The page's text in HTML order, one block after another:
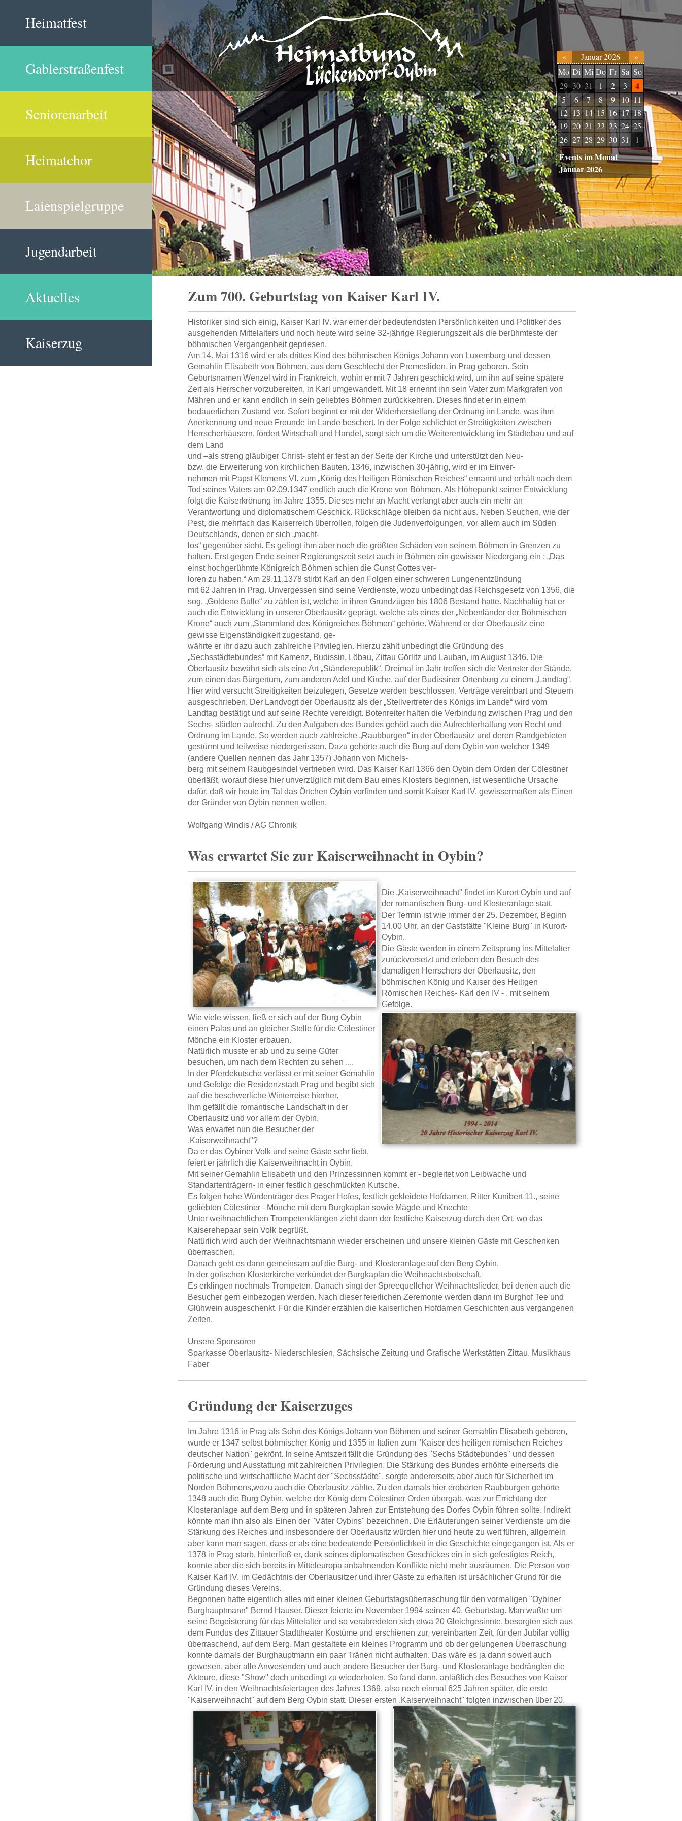
« Januar 2026
»
Mo Di Mi Do Fr Sa So
29 30 31 1 2 3 4
5 6 7 8 9 10 11
12 13 14 15 16 17 18
19 20 21 22 23 24 25
26 27 28 29 30 31 1
Events im Monat
Januar 2026
Heimatfest
Gablerstraßenfest
Seniorenarbeit
Heimatchor
Laienspielgruppe
Jugendarbeit
Aktuelles
Kaiserzug
Zum 700. Geburtstag von Kaiser Karl IV.
Historiker sind sich einig, Kaiser Karl IV. war einer der bedeutendsten Persönlichkeiten und Politiker des
ausgehenden Mittelalters und noch heute wird seine 32-jährige Regierungszeit als die berühmteste der
böhmischen Vergangenheit gepriesen.
Am 14. Mai 1316 wird er als drittes Kind des böhmischen Königs Johann von Luxemburg und dessen
Gemahlin Elisabeth von Böhmen, aus dem Geschlecht der Premesliden, in Prag geboren. Sein
Geburtsnamen Wenzel wird in Frankreich, wohin er mit 7 Jahren geschickt wird, um ihn auf seine spätere
Zeit als Herrscher vorzubereiten, in Karl umgewandelt. Mit 18 ernennt ihn sein Vater zum Markgrafen von
Mähren und er kann endlich in sein geliebtes Böhmen zurückkehren. Dieses findet er in einem
bedauerlichen Zustand vor. Sofort beginnt er mit der Widerherstellung der Ordnung im Lande, was ihm
Anerkennung und neue Freunde im Lande beschert. In der Folge schlichtet er Streitigkeiten zwischen
Herrscherhäusern, fördert Wirtschaft und Handel, sorgt sich um die Weiterentwicklung im Städtebau und auf
dem Land
und –als streng gläubiger Christ- steht er fest an der Seite der Kirche und unterstützt den Neu-
bzw. die Erweiterung von kirchlichen Bauten. 1346, inzwischen 30-jährig, wird er im Einver-
nehmen mit Papst Klemens VI. zum „König des Heiligen Römischen Reiches“ ernannt und erhält nach dem
Tod seines Vaters am 02.09.1347 endlich auch die Krone von Böhmen. Als Höhepunkt seiner Entwicklung
folgt die Kaiserkrönung im Jahre 1355. Dieses mehr an Macht verlangt aber auch ein mehr an
Verantwortung und diplomatischem Geschick. Rückschläge bleiben da nicht aus. Neben Seuchen, wie der
Pest, die mehrfach das Kaiserreich überrollen, folgen die Judenverfolgungen, vor allem auch im Süden
Deutschlands, denen er sich „macht-
los“ gegenüber sieht. Es gelingt ihm aber noch die größten Schäden von seinem Böhmen in Grenzen zu
halten. Erst gegen Ende seiner Regierungszeit setzt auch in Böhmen ein gewisser Niedergang ein : „Das
einst hochgerühmte Königreich Böhmen schien die Gunst Gottes ver-
loren zu haben.“ Am 29.11.1378 stirbt Karl an den Folgen einer schweren Lungenentzündung
mit 62 Jahren in Prag. Unvergessen sind seine Verdienste, wozu unbedingt das Reichsgesetz von 1356, die
sog. „Goldene Bulle“ zu zählen ist, welche in ihren Grundzügen bis 1806 Bestand hatte. Nachhaltig hat er
auch die Entwicklung in unserer Oberlausitz geprägt, welche als eines der „Nebenländer der Böhmischen
Krone“ auch zum „Stammland des Königreiches Böhmen“ gehörte. Während er der Oberlausitz eine
gewisse Eigenständigkeit zugestand, ge-
währte er ihr dazu auch zahlreiche Privilegien. Hierzu zählt unbedingt die Gründung des
„Sechsstädtebundes“ mit Kamenz, Budissin, Löbau, Zittau Görlitz und Lauban, im August 1346. Die
Oberlausitz bewährt sich als eine Art „Ständerepublik“. Dreimal im Jahr treffen sich die Vertreter der Stände,
zum einen das Bürgertum, zum anderen Adel und Kirche, auf der Budissiner Ortenburg zu einem „Landtag“.
Hier wird versucht Streitigkeiten beizulegen, Gesetze werden beschlossen, Verträge vereinbart und Steuern
ausgeschrieben. Der Landvogt der Oberlausitz als der „Stellvertreter des Königs im Lande“ wird vom
Landtag bestätigt und auf seine Rechte vereidigt. Botenreiter halten die Verbindung zwischen Prag und den
Sechs- städten aufrecht. Zu den Aufgaben des Bundes gehört auch die Aufrechterhaltung von Recht und
Ordnung im Lande. So werden auch zahlreiche „Raubburgen“ in der Oberlausitz und deren Randgebieten
gestürmt und teilweise niedergerissen. Dazu gehörte auch die Burg auf dem Oybin von welcher 1349
(andere Quellen nennen das Jahr 1357) Johann von Michels-
berg mit seinem Raubgesindel vertrieben wird. Das Kaiser Karl 1366 den Oybin dem Orden der Cölestiner
überläßt, worauf diese hier unverzüglich mit dem Bau eines Klosters beginnen, ist wesentliche Ursache
dafür, daß wir heute im Tal das Örtchen Oybin vorfinden und somit Kaiser Karl IV. gewissermaßen als Einen
der Gründer von Oybin nennen wollen.
Wolfgang Windis / AG Chronik
Was erwartet Sie zur Kaiserweihnacht in Oybin?
Die „Kaiserweihnacht" findet im Kurort Oybin und auf
der romantischen Burg- und Klosteranlage statt.
Der Termin ist wie immer der 25. Dezember, Beginn
14.00 Uhr, an der Gaststätte "Kleine Burg" in Kurort-
Oybin.
Die Gäste werden in einem Zeitsprung ins Mittelalter
zurückversetzt und erleben den Besuch des
damaligen Herrschers der Oberlausitz, den
böhmischen König und Kaiser des Heiligen
Römischen Reiches- Karl den IV - . mit seinem
Gefolge.
Wie viele wissen, ließ er sich auf der Burg Oybin
einen Palas und an gleicher Stelle für die Cölestiner
Mönche ein Kloster erbauen.
Natürlich musste er ab und zu seine Güter
besuchen, um nach dem Rechten zu sehen ....
In der Pferdekutsche verlässt er mit seiner Gemahlin
und Gefolge die Residenzstadt Prag und begibt sich
auf die beschwerliche Winterreise hierher.
Ihm gefällt die romantische Landschaft in der
Oberlausitz und vor allem der Oybin.
Was erwartet nun die Besucher der
.Kaiserweihnacht"?
Da er das Oybiner Volk und seine Gäste sehr liebt,
feiert er jährlich die Kaiserweihnacht in Oybin.
Mit seiner Gemahlin Elisabeth und den Prinzessinnen kommt er - begleitet von Leibwache und
Standartenträgern- in einer festlich geschmückten Kutsche.
Es folgen hohe Würdenträger des Prager Hofes, festlich gekleidete Hofdamen, Ritter Kunibert 11., seine
geliebten Cölestiner - Mönche mit dem Burgkaplan sowie Mägde und Knechte
Unter weihnachtlichen Trompetenklängen zieht dann der festliche Kaiserzug durch den Ort, wo das
Kaiserehepaar sein Volk begrüßt.
Natürlich wird auch der Weihnachtsmann wieder erscheinen und unsere kleinen Gäste mit Geschenken
überraschen.
Danach geht es dann gemeinsam auf die Burg- und Klosteranlage auf den Berg Oybin.
In der gotischen Klosterkirche verkündet der Burgkaplan die Weihnachtsbotschaft.
Es erklingen nochmals Trompeten. Danach singt der Spreequellchor Weihnachtslieder, bei denen auch die
Besucher gern einbezogen werden. Nach dieser feierlichen Zeremonie werden dann im Burghof Tee und
Glühwein ausgeschenkt. Für die Kinder erzählen die kaiserlichen Hofdamen Geschichten aus vergangenen
Zeiten.
Unsere Sponsoren
Sparkasse Oberlausitz- Niederschlesien, Sächsische Zeitung und Grafische Werkstätten Zittau. Musikhaus
Faber
Gründung der Kaiserzuges
Im Jahre 1316 in Prag als Sohn des Königs Johann von Böhmen und seiner Gemahlin Elisabeth geboren,
wurde er 1347 selbst böhmischer König und 1355 in Italien zum "Kaiser des heiligen römischen Reiches
deutscher Nation" gekrönt. In seine Amtszeit fällt die Gründung des "Sechs Städtebundes" und dessen
Förderung und Ausstattung mit zahlreichen Privilegien. Die Stärkung des Bundes erhöhte einerseits die
politische und wirtschaftliche Macht der "Sechsstädte", sorgte andererseits aber auch für Sicherheit im
Norden Böhmens,wozu auch die Oberlausitz zählte. Zu den damals hier eroberten Raubburgen gehörte
1348 auch die Burg Oybin, welche der König dem Cölestiner Orden übergab, was zur Errichtung der
Klosteranlage auf dem Berg und in späteren Jahren zur Entstehung des Dorfes Oybin führen sollte. Indirekt
könnte man ihn also als Einen der "Väter Oybins" bezeichnen. Die Erläuterungen seiner Verdienste um die
Stärkung des Reiches und insbesondere der Oberlausitz würden hier und heute zu weit führen, allgemein
aber kann man sagen, dass er als eine bedeutende Persönlichkeit in die Geschichte eingegangen ist. Als er
1378 in Prag starb, hinterließ er, dank seines diplomatischen Geschickes ein in sich gefestigtes Reich,
konnte aber die sich bereits in Mitteleuropa anbahnenden Konflikte nicht mehr ausräumen. Die Person von
Kaiser Karl IV. im Gedächtnis der Oberlausitzer und ihrer Gäste zu erhalten ist ursächlicher Grund für die
Gründung dieses Vereins.
Begonnen hatte eigentlich alles mit einer kleinen Geburtstagsüberraschung für den vormaligen "Oybiner
Burghauptmann" Bernd Hauser. Dieser feierte im November 1994 seinen 40. Geburtstag. Man wußte um
seine Begeisterung für das Mittelalter und so verabredeten sich etwa 20 Gleichgesinnte, besorgten sich aus
dem Fundus des Zittauer Stadttheater Kostüme und erschienen zur, vereinbarten Zeit, für den Jubilar völlig
überraschend, auf dem Berg. Man gestaltete ein kleines Programm und ob der gelungenen Überraschung
konnte damals der Burghauptmann ein paar Tränen nicht aufhalten. Das wäre es ja dann soweit auch
gewesen, aber alle Anwesenden und auch andere Besucher der Burg- und Klosteranlage bedrängten die
Akteure, diese "Show" doch unbedingt zu wiederholen. So fand dann, anläßlich des Besuches von Kaiser
Karl IV. in den Weihnachtsfeiertagen des Jahres 1369, also noch einmal 625 Jahren später, die erste
"Kaiserweihnacht" auf dem Berg Oybin statt. Dieser ersten .Kaiserweihnacht" folgten inzwischen über 20.